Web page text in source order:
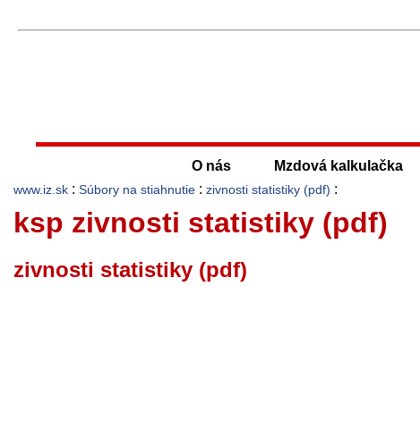
O nás Mzdová kalkulačka
www.iz.sk : Súbory na stiahnutie : zivnosti statistiky (pdf) :
ksp zivnosti statistiky (pdf)
zivnosti statistiky (pdf)